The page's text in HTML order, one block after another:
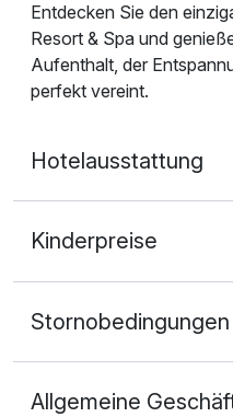
Entdecken Sie den
Resort & Spa und
Aufenthalt, der
perfekt vereint.
Hotelausstattung
Kinderpreise
Stornobedingungen
Allgemeine